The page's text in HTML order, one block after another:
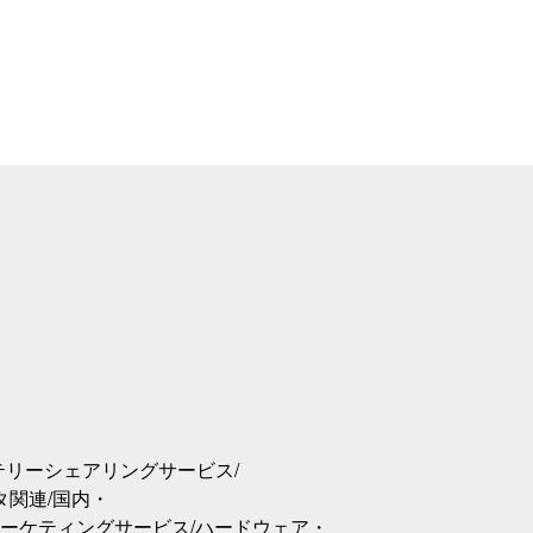
ーシェアリングサービス/
連/国内・
ケティングサービス/ハードウェア・